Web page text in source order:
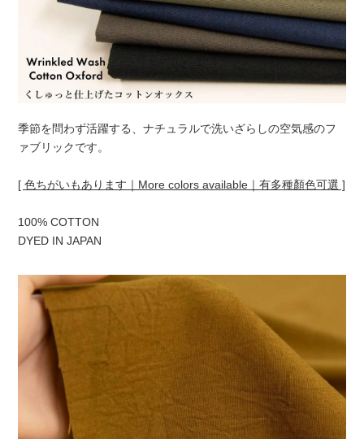
季節を問わず活躍する、ナチュラルで洗いざらしの空気感のフ
ァブリックです。
[ 色ちがいもあります｜More colors available｜有多種顏色可選 ]
100% COTTON
DYED IN JAPAN